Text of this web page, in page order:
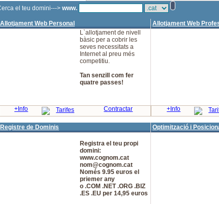
el teu domini---> www.
Allotjament Web Personal
L`allotjament de nivell
bàsic per a cobrir les
seves necessitats a
Internet al preu més
competitiu.
Tan senzill com fer
quatre passes!
+Info Tarifes Contractar
Allotjament Web
+Info
Registre de Dominis
Registra el teu propi
domini:
www.cognom.cat
nom@cognom.cat
Només 9.95 euros el
priemer any
o .COM .NET .ORG .BIZ
.ES .EU per 14,95 euros
Optimització i